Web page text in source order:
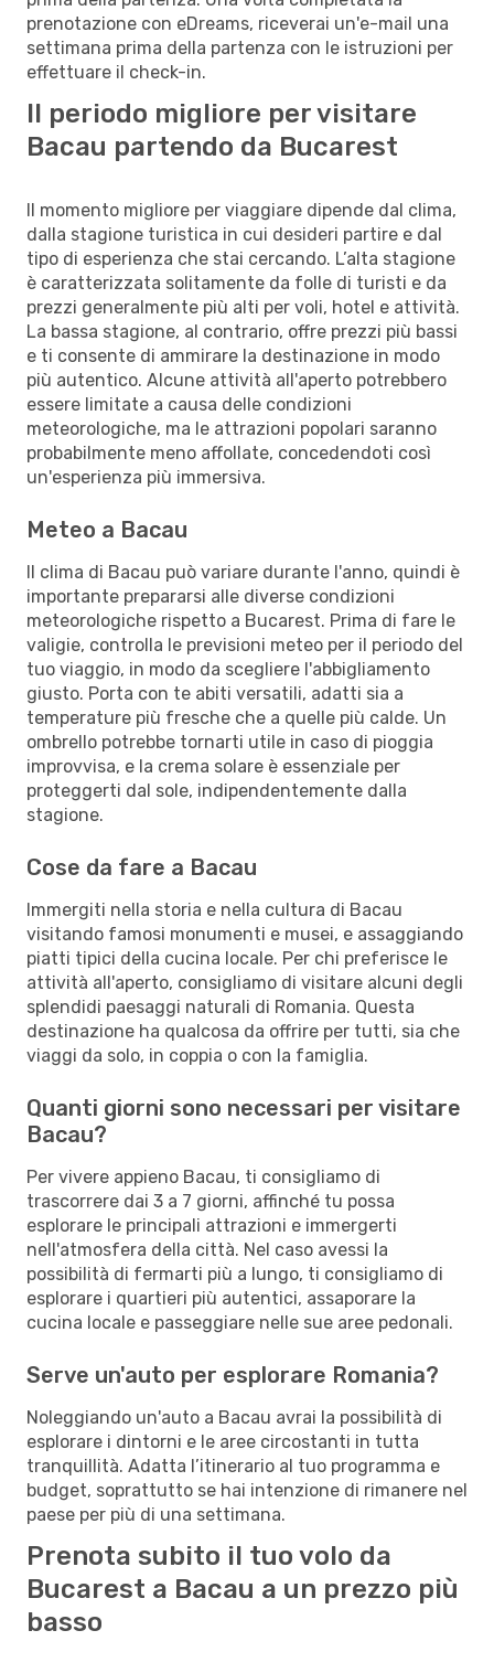
prenotazione con eDreams, riceverai un'e-mail una
settimana prima della partenza con le istruzioni per
effettuare il check-in.
Il periodo migliore per visitare
Bacau partendo da Bucarest
Il momento migliore per viaggiare dipende dal clima,
dalla stagione turistica in cui desideri partire e dal
tipo di esperienza che stai cercando. L’alta stagione
è caratterizzata solitamente da folle di turisti e da
prezzi generalmente più alti per voli, hotel e attività.
La bassa stagione, al contrario, offre prezzi più bassi
e ti consente di ammirare la destinazione in modo
più autentico. Alcune attività all'aperto potrebbero
essere limitate a causa delle condizioni
meteorologiche, ma le attrazioni popolari saranno
probabilmente meno affollate, concedendoti così
un'esperienza più immersiva.
Meteo a Bacau
Il clima di Bacau può variare durante l'anno, quindi è
importante prepararsi alle diverse condizioni
meteorologiche rispetto a Bucarest. Prima di fare le
valigie, controlla le previsioni meteo per il periodo del
tuo viaggio, in modo da scegliere l'abbigliamento
giusto. Porta con te abiti versatili, adatti sia a
temperature più fresche che a quelle più calde. Un
ombrello potrebbe tornarti utile in caso di pioggia
improvvisa, e la crema solare è essenziale per
proteggerti dal sole, indipendentemente dalla
stagione.
Cose da fare a Bacau
Immergiti nella storia e nella cultura di Bacau
visitando famosi monumenti e musei, e assaggiando
piatti tipici della cucina locale. Per chi preferisce le
attività all'aperto, consigliamo di visitare alcuni degli
splendidi paesaggi naturali di Romania. Questa
destinazione ha qualcosa da offrire per tutti, sia che
viaggi da solo, in coppia o con la famiglia.
Quanti giorni sono necessari per visitare
Bacau?
Per vivere appieno Bacau, ti consigliamo di
trascorrere dai 3 a 7 giorni, affinché tu possa
esplorare le principali attrazioni e immergerti
nell'atmosfera della città. Nel caso avessi la
possibilità di fermarti più a lungo, ti consigliamo di
esplorare i quartieri più autentici, assaporare la
cucina locale e passeggiare nelle sue aree pedonali.
Serve un'auto per esplorare Romania?
Noleggiando un'auto a Bacau avrai la possibilità di
esplorare i dintorni e le aree circostanti in tutta
tranquillità. Adatta l’itinerario al tuo programma e
budget, soprattutto se hai intenzione di rimanere nel
paese per più di una settimana.
Prenota subito il tuo volo da
Bucarest a Bacau a un prezzo più
basso